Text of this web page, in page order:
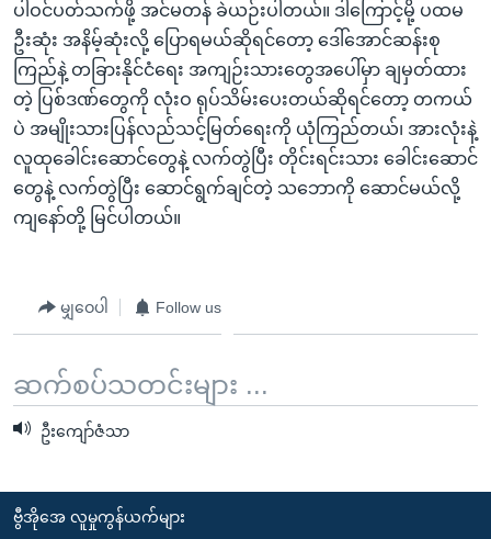
ပါဝင်ပတ်သက်ဖို့ အင်မတန် ခဲယဉ်းပါတယ်။ ဒါကြောင့်မို့ ပထမ
ဦးဆုံး အနိမ့်ဆုံးလို့ ပြောရမယ်ဆိုရင်တော့ ဒေါ်အောင်ဆန်းစု
ကြည်နဲ့ တခြားနိုင်ငံရေး အကျဉ်းသားတွေအပေါ်မှာ ချမှတ်ထား
တဲ့ ပြစ်ဒဏ်တွေကို လုံးဝ ရုပ်သိမ်းပေးတယ်ဆိုရင်တော့ တကယ်
ပဲ အမျိုးသားပြန်လည်သင့်မြတ်ရေးကို ယုံကြည်တယ်၊ အားလုံးနဲ့
လူထုခေါင်းဆောင်တွေနဲ့ လက်တွဲပြီး တိုင်းရင်းသား ခေါင်းဆောင်
တွေနဲ့ လက်တွဲပြီး ဆောင်ရွက်ချင်တဲ့ သဘောကို ဆောင်မယ်လို့
ကျနော်တို့ မြင်ပါတယ်။
မျှဝေပါ Follow us
ဆက်စပ်သတင်းများ ...
ဦးကျော်ဇံသာ
ဗွီအိုအေ လူမှုကွန်ယက်များ